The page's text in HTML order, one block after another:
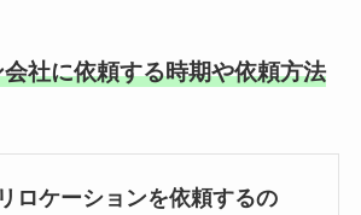
社に依頼する時期や依頼方法
ロケーションを依頼するの